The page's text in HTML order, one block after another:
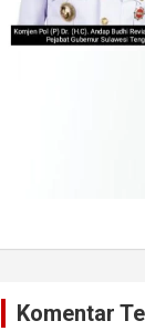
Komentar